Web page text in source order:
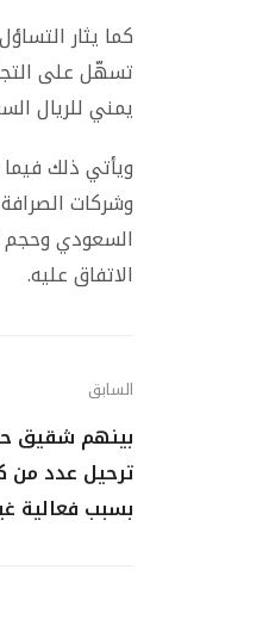
كما يثار
يمني للريال
ويأتي ذلك
وشركات
السعودي وحجم
الاتفاق عليه.
السابق
بينهم شقيق
ترحيل عدد من
بسبب فعالية